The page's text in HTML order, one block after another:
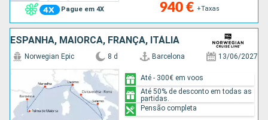
Pague em 4X 940 € +Taxas
ESPANHA, MAIORCA, FRANÇA, ITÁLIA
Norwegian Epic 8 d Barcelona 13/06/2027
Até - 300€ em voos
Até 50% de desconto em todas as
partidas.
Pensão completa